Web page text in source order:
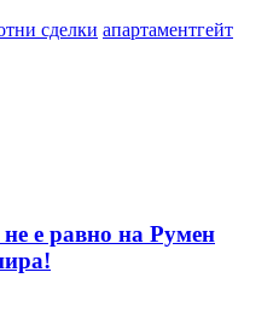
сделки апартаментгейт
е равно на Румен